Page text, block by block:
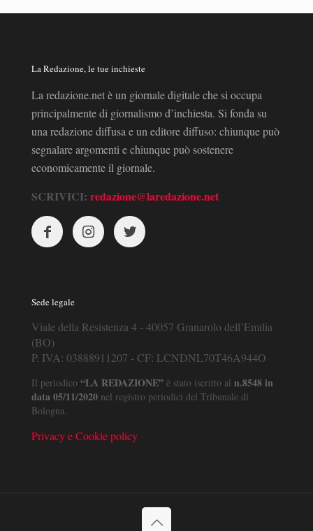
La Redazione, le tue inchieste
La redazione.net è un giornale digitale che si occupa
principalmente di giornalismo d’inchiesta. Si fonda su
una redazione diffusa e un editore diffuso: chiunque può
segnalare argomenti e chiunque può sostenere
economicamente il giornale.
SCRIVICI: redazione@laredazione.net
Sede legale
Viale della Resistenza 4 - 40057 Granarolo dell’Emilia
(BO)
P. IVA: 03888911207 - CF: LCNDNL70T46A944O
Il periodico “LA REDAZIONE” è stato iscritto al n.8548 in
data 05/11/2020 nel registro periodici del Tribunale di
Bologna.
Privacy e Cookie policy